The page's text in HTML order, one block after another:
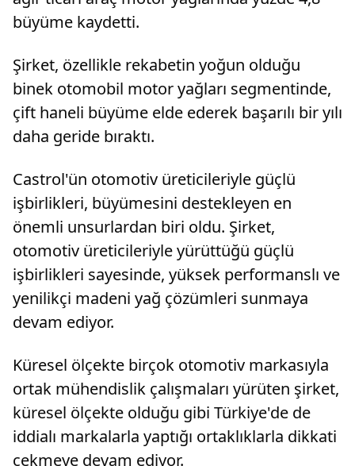
büyüme kaydetti.
Şirket, özellikle rekabetin yoğun olduğu
binek otomobil motor yağları segmentinde,
çift haneli büyüme elde ederek başarılı bir yılı
daha geride bıraktı.
Castrol'ün otomotiv üreticileriyle güçlü
işbirlikleri, büyümesini destekleyen en
önemli unsurlardan biri oldu. Şirket,
otomotiv üreticileriyle yürüttüğü güçlü
işbirlikleri sayesinde, yüksek performanslı ve
yenilikçi madeni yağ çözümleri sunmaya
devam ediyor.
Küresel ölçekte birçok otomotiv markasıyla
ortak mühendislik çalışmaları yürüten şirket,
küresel ölçekte olduğu gibi Türkiye'de de
iddialı markalarla yaptığı ortaklıklarla dikkati
çekmeye devam ediyor.